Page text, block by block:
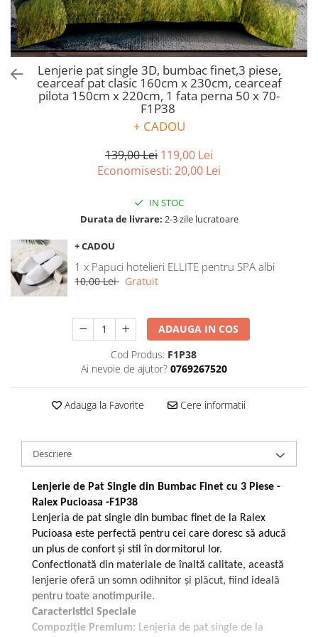
Bumbac satinat
Bumbac policoton
Compatibile cu saltea
90x200cm
100x200cm
120x200cm
Tipul cearceafului de pat
Normal - fara elastic
Culoarea
Alba
Mov
Bej
Verde
Imprimeu
Cu flori
Uni (1-2 culori)
Cu dungi
Cu inimioare
Cu pisici
Cu Animal Print
Cu ursuleti
Lenjerie pat single 3D, bumbac finet,3 piese,
cearceaf pat clasic 160cm x 230cm, cearceaf
pilota 150cm x 220cm, 1 fata perna 50 x 70-
F1P38
+ CADOU
139,00 Lei 119,00 Lei
Economisesti: 20,00 Lei
IN STOC
Durata de livrare: 2-3 zile lucratoare
+ CADOU
1 x Papuci hotelieri ELLITE pentru SPA albi
10,00 Lei Gratuit
ADAUGA IN COS
Cod Produs: F1P38
Ai nevoie de ajutor? 0769267520
Adauga la Favorite Cere informatii
Descriere
Lenjerie de Pat Single din Bumbac Finet cu 3 Piese -
Ralex Pucioasa -F1P38
Lenjeria de pat single din bumbac finet de la Ralex
Pucioasa este perfectă pentru cei care doresc să aducă
un plus de confort și stil în dormitorul lor.
Confectionată din materiale de înaltă calitate, această
lenjerie oferă un somn odihnitor și plăcut, fiind ideală
pentru toate anotimpurile.
Caracteristici Speciale
Compoziție Premium: Lenjeria de pat single de la